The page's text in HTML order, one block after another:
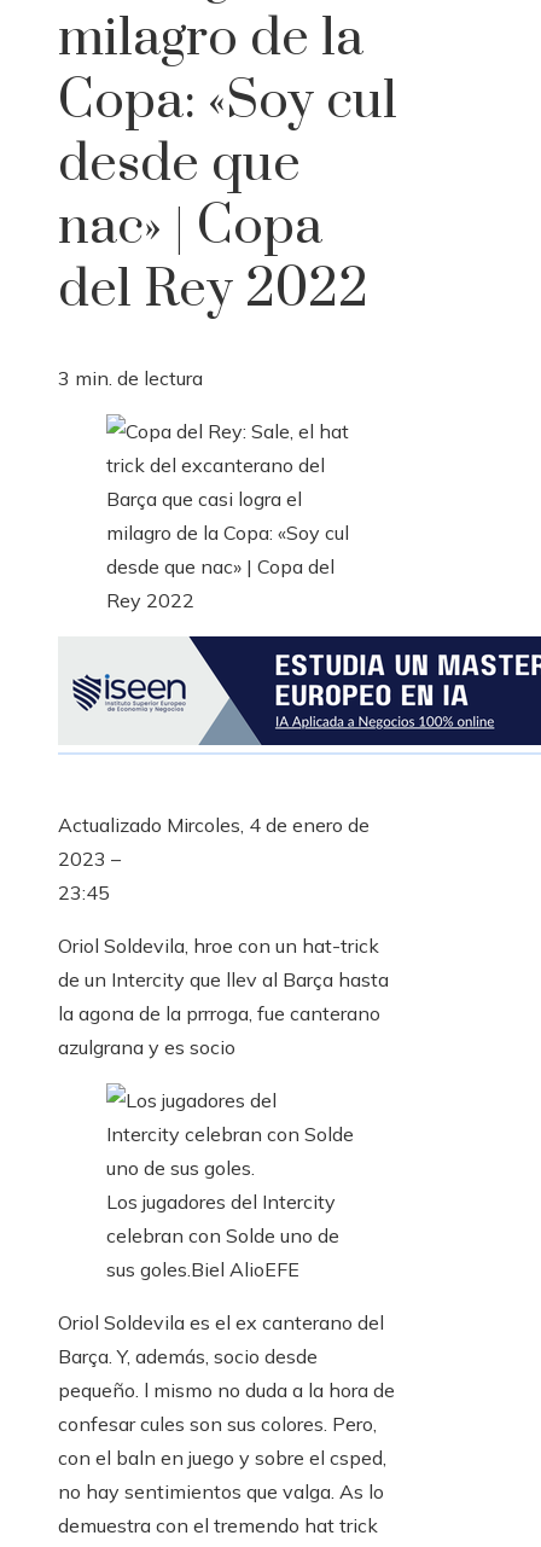
milagro de la
Copa: «Soy cul
desde que
nac» | Copa
del Rey 2022
3 min. de lectura
Actualizado Mircoles, 4 de enero de
2023 –
23:45
Oriol Soldevila, hroe con un hat-trick
de un Intercity que llev al Barça hasta
la agona de la prrroga, fue canterano
azulgrana y es socio
Los jugadores del Intercity
celebran con Solde uno de
sus goles.Biel AlioEFE
Oriol Soldevila es el ex canterano del
Barça. Y, además, socio desde
pequeño. l mismo no duda a la hora de
confesar cules son sus colores. Pero,
con el baln en juego y sobre el csped,
no hay sentimientos que valga. As lo
demuestra con el tremendo hat trick